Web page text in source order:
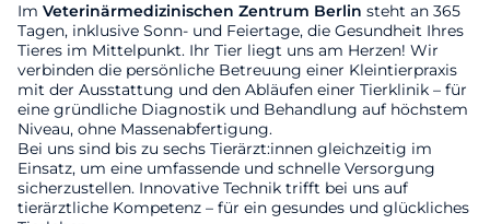
Im Veterinärmedizinischen Zentrum Berlin steht an 365
Tagen, inklusive Sonn- und Feiertage, die Gesundheit Ihres
Tieres im Mittelpunkt. Ihr Tier liegt uns am Herzen! Wir
verbinden die persönliche Betreuung einer Kleintierpraxis
mit der Ausstattung und den Abläufen einer Tierklinik – für
eine gründliche Diagnostik und Behandlung auf höchstem
Niveau, ohne Massenabfertigung.
Bei uns sind bis zu sechs Tierärzt:innen gleichzeitig im
Einsatz, um eine umfassende und schnelle Versorgung
sicherzustellen. Innovative Technik trifft bei uns auf
tierärztliche Kompetenz – für ein gesundes und glückliches